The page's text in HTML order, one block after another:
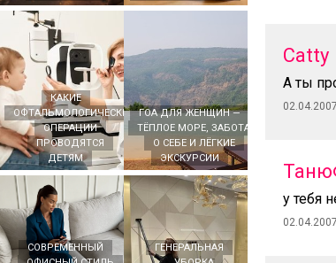
КАКИЕ
ОФТАЛЬМОЛОГИЧЕСКИЕ
ОПЕРАЦИИ
ПРОВОДЯТСЯ
ДЕТЯМ
ГОА ДЛЯ ЖЕНЩИН —
ТЁПЛОЕ МОРЕ, ЗАБОТА
О СЕБЕ И ЛЁГКИЕ
ЭКСКУРСИИ
СОВРЕМЕННЫЙ
ГЕНЕРАЛЬНАЯ
Catty
А ты
у тебя